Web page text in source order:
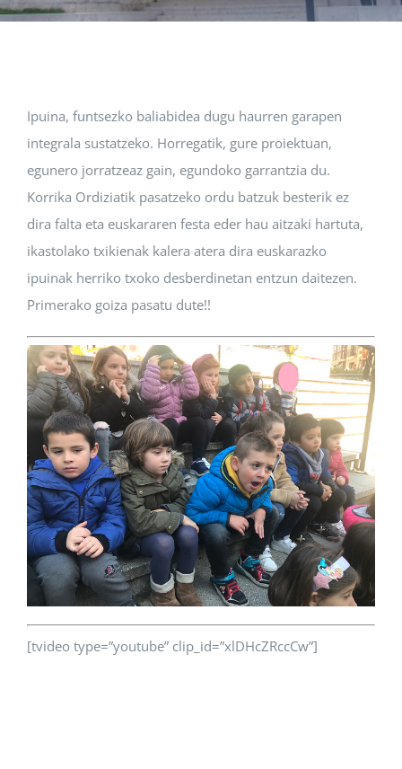
AGENDA 2030
Ipuina, funtsezko baliabidea dugu haurren garapen
integrala sustatzeko. Horregatik, gure proiektuan,
egunero jorratzeaz gain, egundoko garrantzia du.
Korrika Ordiziatik pasatzeko ordu batzuk besterik ez
dira falta eta euskararen festa eder hau aitzaki hartuta,
ikastolako txikienak kalera atera dira euskarazko
ipuinak herriko txoko desberdinetan entzun daitezen.
Primerako goiza pasatu dute!!
[tvideo type=”youtube” clip_id=”xlDHcZRccCw”]